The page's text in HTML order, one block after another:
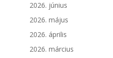
2026. június
2026. május
2026. április
2026. március